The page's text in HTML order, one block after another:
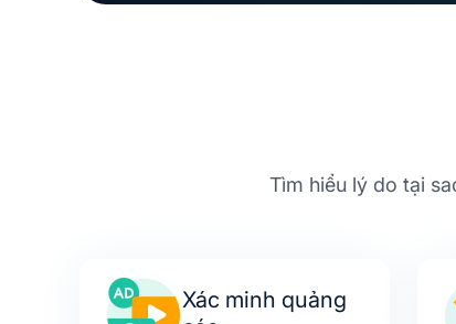
Tìm hiểu lý do tại
Xác minh quảng